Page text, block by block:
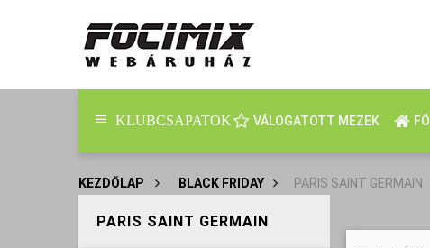
KLUBCSAPATOK VÁLOGATOTT MEZEK
KEZDŐLAP > BLACK FRIDAY > PARIS SAINT GERMAIN
PARIS SAINT GERMAIN